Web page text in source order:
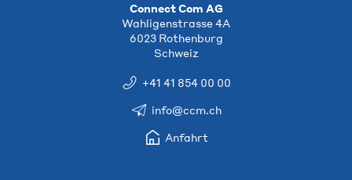
Connect Com AG
Wahligenstrasse 4A
6023 Rothenburg
Schweiz
+41 41 854 00 00
info@ccm.ch
Anfahrt